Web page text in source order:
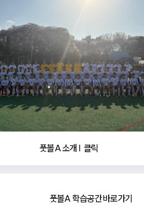
풋볼A 소개 |  클릭
풋볼A 학습공간 바로가기